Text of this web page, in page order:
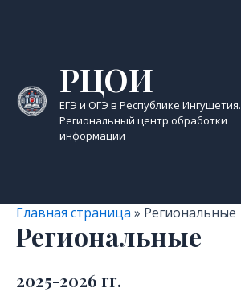
РЦОИ
ЕГЭ и ОГЭ в Республике Ингушетия.
Региональный центр обработки
информации
Главная страница » Региональные
Региональные
2025-2026 гг.